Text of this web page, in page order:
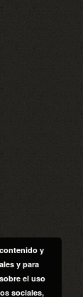
y
y para
el uso
sociales,